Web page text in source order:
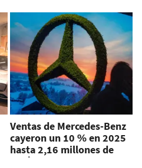
Ventas de Mercedes-Benz
cayeron un 10 % en 2025
hasta 2,16 millones de
vehículos